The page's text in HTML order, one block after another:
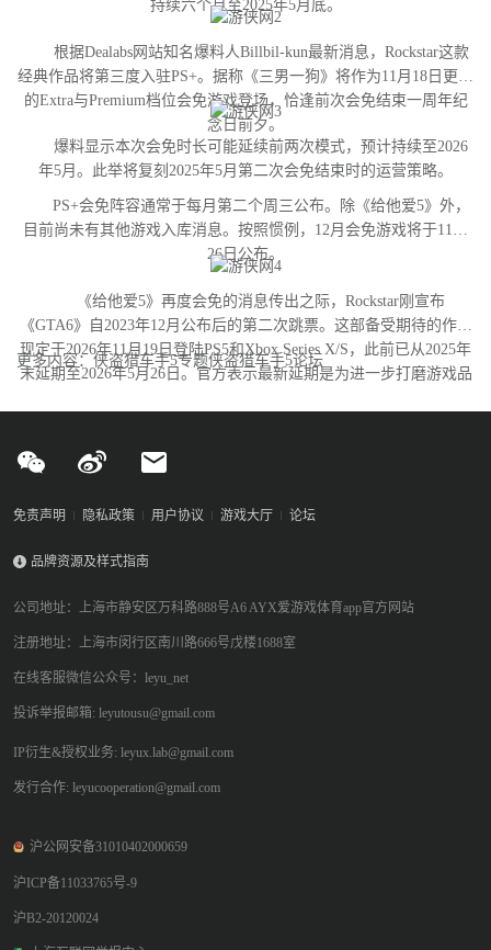
持续六个月至2025年5月底。
根据Dealabs网站知名爆料人Billbil-kun最新消息，Rockstar这款
经典作品将第三度入驻PS+。据称《三男一狗》将作为11月18日更新
的Extra与Premium档位会免游戏登场，恰逢前次会免结束一周年纪
念日前夕。
爆料显示本次会免时长可能延续前两次模式，预计持续至2026
年5月。此举将复刻2025年5月第二次会免结束时的运营策略。
PS+会免阵容通常于每月第二个周三公布。除《给他爱5》外，
目前尚未有其他游戏入库消息。按照惯例，12月会免游戏将于11月
26日公布。
《给他爱5》再度会免的消息传出之际，Rockstar刚宣布
《GTA6》自2023年12月公布后的第二次跳票。这部备受期待的作品
现定于2026年11月19日登陆PS5和Xbox Series X/S，此前已从2025年
末延期至2026年5月26日。官方表示最新延期是为进一步打磨游戏品
更多内容：侠盗猎车手5专题侠盗猎车手5论坛
免责声明 隐私政策 用户协议 游戏大厅 论坛
品牌资源及样式指南
公司地址：上海市静安区万科路888号A6 AYX爱游戏体育app官方网站
注册地址：上海市闵行区南川路666号戊楼1688室
在线客服微信公众号：leyu_net
投诉举报邮箱: leyutousu@gmail.com
IP衍生&授权业务: leyux.lab@gmail.com
发行合作: leyucooperation@gmail.com
沪公网安备31010402000659
沪ICP备11033765号-9
沪B2-20120024